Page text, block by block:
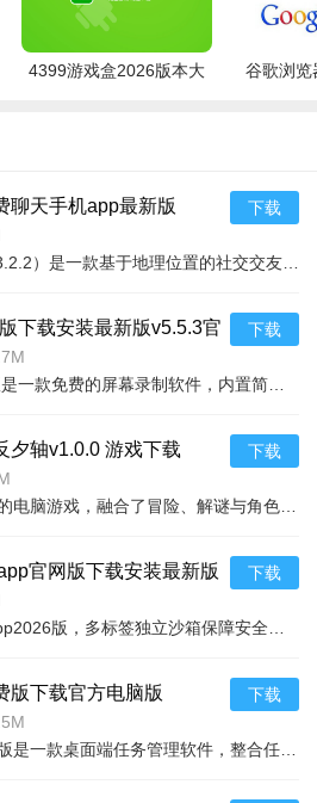
选项;
4399游戏盒2026版本大
谷歌浏览
聊天手机app最新版
2026手机版
下载
下载安装最新版v5.5.3官
下载
夕轴v1.0.0 游戏下载 下载
官网版下载安装最新版
安卓版
下载
版下载官方电脑版
下载